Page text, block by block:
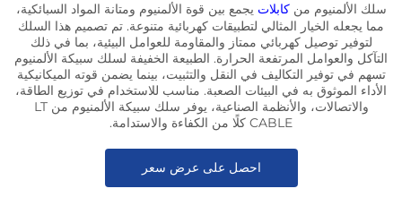
سلك الألمنيوم منكابلات يجمع بين قوة الألمنيوم ومتانة المواد السبائكية،
مما يجعله الخيار المثالي لتطبيقات كهربائية متنوعة. تم تصميم هذا السلك
لتوفير توصيل كهربائي ممتاز والمقاومة للعوامل البيئية، بما في ذلك
التآكل والعوامل المرتفعة الحرارة. الطبيعة الخفيفة لسلك سبيكة الألمنيوم
تسهم في توفير التكاليف في النقل والتثبيت، بينما يضمن قوته الميكانيكية
الأداء الموثوق به في البيئات الصعبة. مناسب للاستخدام في توزيع الطاقة،
والاتصالات، والأنظمة الصناعية، يوفر سلك سبيكة الألمنيوم من LT
CABLE كلًا من الكفاءة والاستدامة.
احصل على عرض سعر